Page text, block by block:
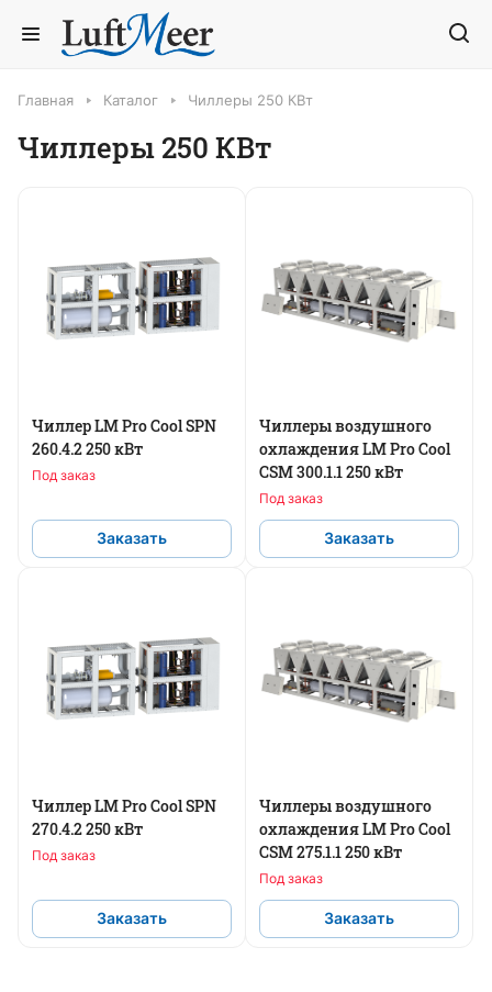
Главная Каталог Чиллеры 250 КВт
Чиллеры 250 КВт
Чиллер LM Pro Cool SPN
260.4.2 250 кВт
Под заказ
Заказать
Чиллеры воздушного
охлаждения LM Pro Cool
CSM 300.1.1 250 кВт
Под заказ
Заказать
Чиллер LM Pro Cool SPN
270.4.2 250 кВт
Под заказ
Заказать
Чиллеры воздушного
охлаждения LM Pro Cool
CSM 275.1.1 250 кВт
Под заказ
Заказать